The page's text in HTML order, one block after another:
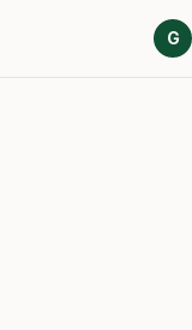
Direct naar inhoud
G